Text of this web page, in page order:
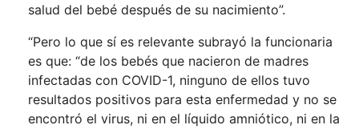
salud del bebé después de su nacimiento”.
“Pero lo que sí es relevante subrayó la funcionaria
es que: “de los bebés que nacieron de madres
infectadas con COVID-1, ninguno de ellos tuvo
resultados positivos para esta enfermedad y no se
encontró el virus, ni en el líquido amniótico, ni en la